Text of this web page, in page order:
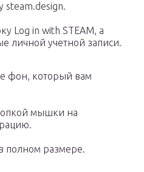
steam.design.
Log in with STEAM, а
личной учетной записи.
фон, который вам
мышки на
полном размере.